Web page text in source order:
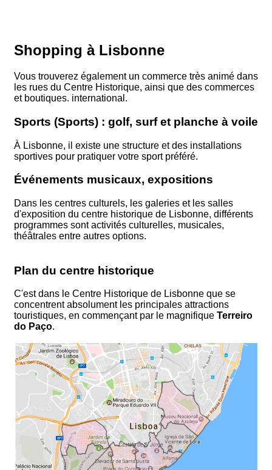
Shopping à Lisbonne
Vous trouverez également un commerce très animé dans
les rues du Centre Historique, ainsi que des commerces
et boutiques. international.
Sports (Sports) : golf, surf et planche à voile
À Lisbonne, il existe une structure et des installations
sportives pour pratiquer votre sport préféré.
Événements musicaux, expositions
Dans les centres culturels, les galeries et les salles
d'exposition du centre historique de Lisbonne, différents
programmes sont activités culturelles, musicales,
théâtrales entre autres options.
Plan du centre historique
C'est dans le Centre Historique de Lisbonne que se
concentrent absolument les principales attractions
touristiques, en commençant par le magnifique Terreiro
do Paço.